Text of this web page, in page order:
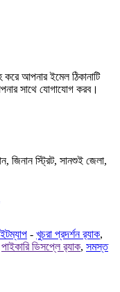
আপনার ইমেল ঠিকানাটি
সাথে যোগাযোগ করব।
জিনান স্ট্রিট, সানশুই জেলা,
- খুচরা প্রদর্শন র‍্যাক,
পাইকারি ডিসপ্লে র‍্যাক, সমস্ত